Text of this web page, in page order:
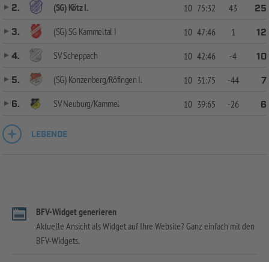
2.
(SG) Kötz I. 10 75:32 43
25
3.
(SG) SG Kammeltal I 10 47:46 1
12
4.
SV Scheppach 10 42:46 -4
10
5.
(SG) Konzenberg/Röfingen I. 10 31:75 -44
7
6.
SV Neuburg/Kammel 10 39:65 -26 6
LEGENDE
BFV-Widget generieren
Aktuelle Ansicht als Widget auf Ihre Website? Ganz einfach mit den
BFV-Widgets.